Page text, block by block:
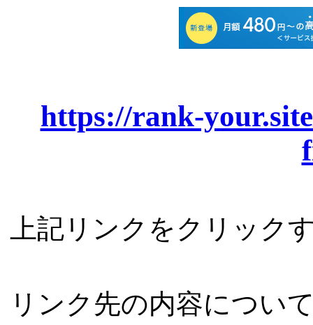
https://rank-
上記リンクをクリック
リンク先の内容につい